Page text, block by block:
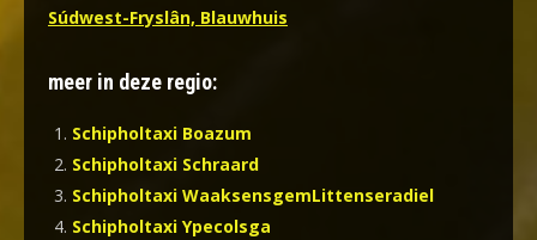
Súdwest-Fryslân, Blauwhuis
meer in deze regio:
Schipholtaxi Boazum
Schipholtaxi Schraard
Schipholtaxi WaaksensgemLittenseradiel
Schipholtaxi Ypecolsga